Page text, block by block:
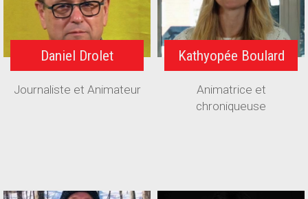
Daniel Drolet
Journaliste et Animateur
Kathyopée Boulard
Animatrice et
chroniqueuse